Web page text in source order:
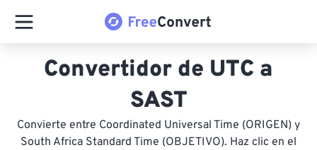
Convertidor de UTC a
SAST
Convierte entre Coordinated Universal Time (ORIGEN) y
South Africa Standard Time (OBJETIVO). Haz clic en el